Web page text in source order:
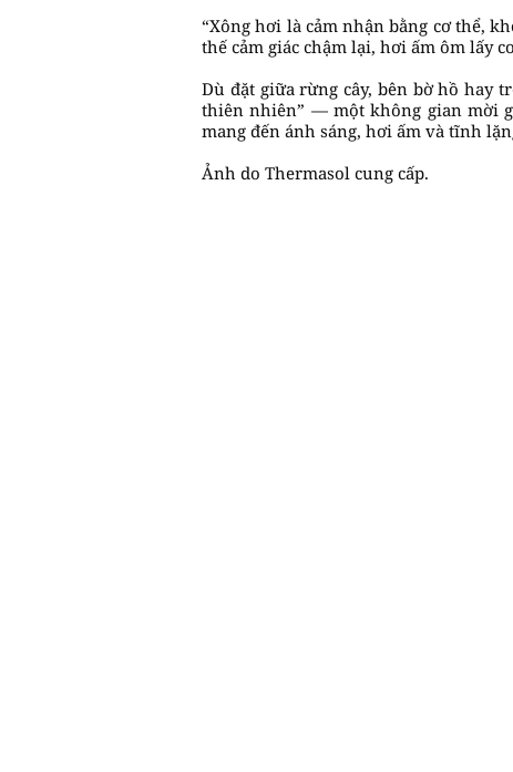
“Xông hơi là cảm nhận bằng cơ thể,
thế cảm giác chậm lại, hơi ấm ôm lấy
Dù đặt giữa rừng cây, bên bờ hồ hay
thiên nhiên” — một không gian mời
mang đến ánh sáng, hơi ấm và tĩnh
Ảnh do Thermasol cung cấp.